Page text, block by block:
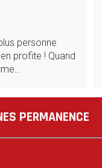
personne
profite ! Quand
PERMANENCE